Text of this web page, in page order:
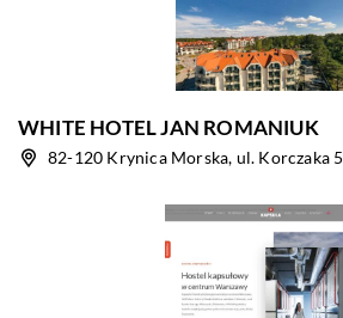
WHITE HOTEL JAN ROMANIUK
82-120 Krynica Morska, ul. Korczaka 5